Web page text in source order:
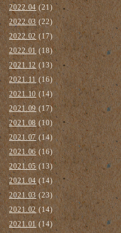
2022.04(21)
2022.03(22)
2022.02(17)
2022.01 (18)
2021.12(13)
2021.11(16)
2021.10(14)
2021.09 (17)
2021.08(10)
2021.07(14)
2021.06(16)
2021.05(13)
2021.04(14)
2021.03(23)
2021.02(14)
2021.01 (14)